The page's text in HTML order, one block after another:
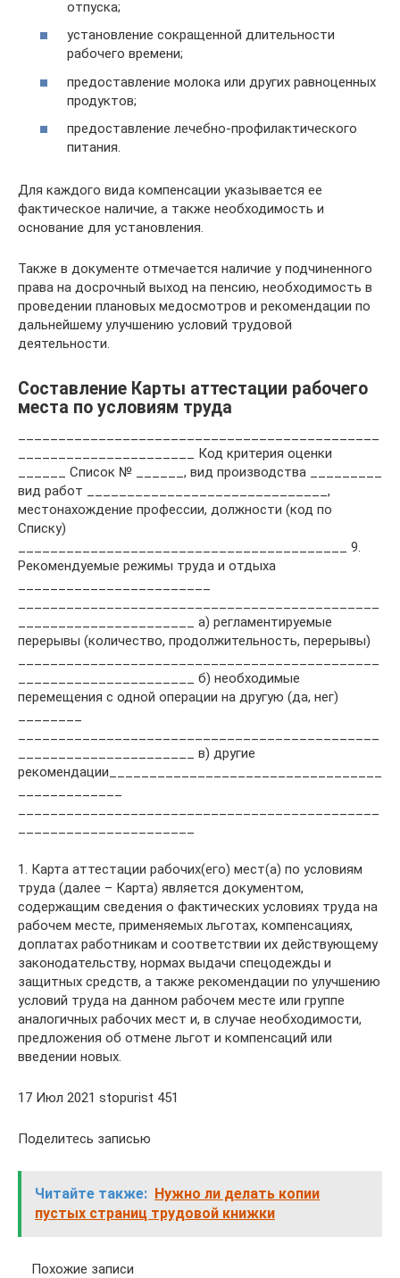
отпуска;
установление сокращенной длительности
рабочего времени;
предоставление молока или других равноценных
продуктов;
предоставление лечебно-профилактического
питания.
Для каждого вида компенсации указывается ее
фактическое наличие, а также необходимость и
основание для установления.
Также в документе отмечается наличие у подчиненного
права на досрочный выход на пенсию, необходимость в
проведении плановых медосмотров и рекомендации по
дальнейшему улучшению условий трудовой
деятельности.
Составление Карты аттестации рабочего
места по условиям труда
______________________ Код критерия оценки
______ Список № ______, вид производства _________
вид работ ______________________________,
местонахождение профессии, должности (код по
Списку)
_________________________________________ 9.
Рекомендуемые режимы труда и отдыха
______________________ а) регламентируемые
перерывы (количество, продолжительность, перерывы)
______________________ б) необходимые
перемещения с одной операции на другую (да, нег)
______________________ в) другие
рекомендации__________________________________
1. Карта аттестации рабочих(его) мест(а) по условиям
труда (далее – Карта) является документом,
содержащим сведения о фактических условиях труда на
рабочем месте, применяемых льготах, компенсациях,
доплатах работникам и соответствии их действующему
законодательству, нормах выдачи спецодежды и
защитных средств, а также рекомендации по улучшению
условий труда на данном рабочем месте или группе
аналогичных рабочих мест и, в случае необходимости,
предложения об отмене льгот и компенсаций или
введении новых.
17 Июл 2021 stopurist 451
Поделитесь записью
Читайте также: Нужно ли делать копии
пустых страниц трудовой книжки
Похожие записи